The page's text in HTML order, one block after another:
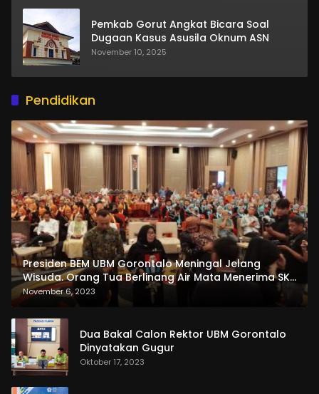
Pemkab Gorut Angkat Bicara Soal
Dugaan Kasus Asusila Oknum ASN
November 10, 2025
Pendidikan
Presiden BEM UBM Gorontalo Meningal Jelang
Wisuda. Orang Tua Berlinang Air Mata Menerima SKL
dan Pemasangan Salempang
November 6, 2023
Dua Bakal Calon Rektor UBM Gorontalo
Dinyatakan Gugur
Oktober 17, 2023